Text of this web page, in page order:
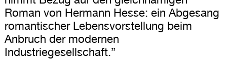
Roman von Hermann Hesse: ein Abgesang
romantischer Lebensvorstellung beim
Anbruch der modernen
Industriegesellschaft.”